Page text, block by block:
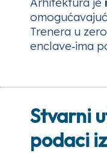
Trenera u
enclave‑ima
Stvarni
podaci